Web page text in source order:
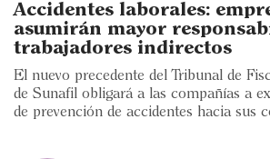
Legal y Política
Eventos
Blogs
Accidentes laborales:
asumirán mayor
trabajadores indirectos
El nuevo precedente del Tribunal de
de Sunafil obligará a las compañías a
de prevención de accidentes hacia sus